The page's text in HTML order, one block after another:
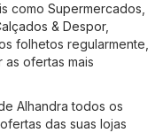
como Supermercados
& Despor,
folhetos regularmente,
ofertas mais
Alhandra todos os
das suas lojas